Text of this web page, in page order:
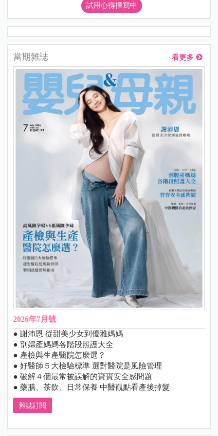
試用心得撰寫中
當期雜誌 看更多
2026年7月號
● 謝沛恩 從甜美少女到優雅媽媽
● 剖婦產媽媽各階段照護大全
● 產檢與生產醫院怎麼選？
● 好醫師５大檢驗標準 選對醫院是風險管理
● 破解４個最常被誤解的寶寶安全感問題
● 藥膳、茶飲、日常保養 中醫觀點看產後掉髮
雜誌訂閱